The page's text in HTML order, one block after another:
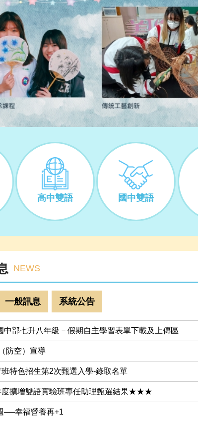
高中美術班招生資訊。
高中雙語 國中雙語
NEWS
一般訊息 系統公告
中部七升八年級－假期自主學習表單下載及上傳區
防空）宣導
特色招生第2次甄選入學-錄取名單
擴增雙語實驗班專任助理甄選結果★★★
──幸福營養再+1